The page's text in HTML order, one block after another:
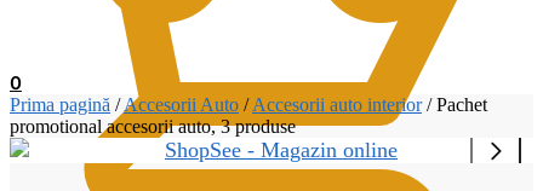
0
Prima pagină /Accesorii Auto /Accesorii auto interior/Pachet
promotional accesorii auto, 3 produse